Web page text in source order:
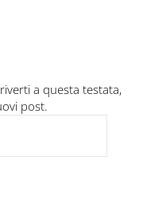
a questa testata,
post.